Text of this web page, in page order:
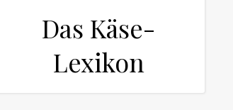
Das Käse-
Lexikon